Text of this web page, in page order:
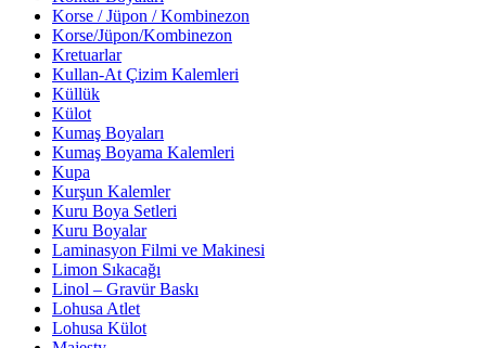
Korse / Jüpon / Kombinezon
Korse/Jüpon/Kombinezon
Kretuarlar
Kullan-At Çizim Kalemleri
Küllük
Külot
Kumaş Boyaları
Kumaş Boyama Kalemleri
Kupa
Kurşun Kalemler
Kuru Boya Setleri
Kuru Boyalar
Laminasyon Filmi ve Makinesi
Limon Sıkacağı
Linol – Gravür Baskı
Lohusa Atlet
Lohusa Külot